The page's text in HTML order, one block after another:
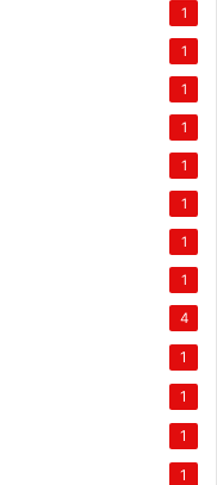
1
1
1
1
1
1
1
1
4
1
1
1
1